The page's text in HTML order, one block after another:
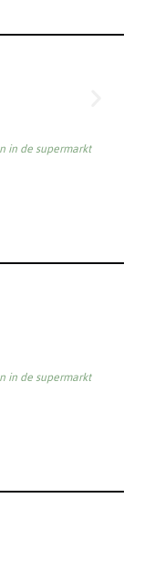
in de supermarkt
in de supermarkt